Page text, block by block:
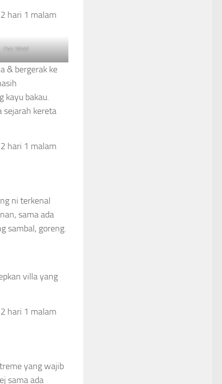
Port Weld
& bergerak ke
kayu bakau.
sejarah kereta
ni terkenal
sama ada
sambal, goreng.
villa yang
yang wajib
sama ada